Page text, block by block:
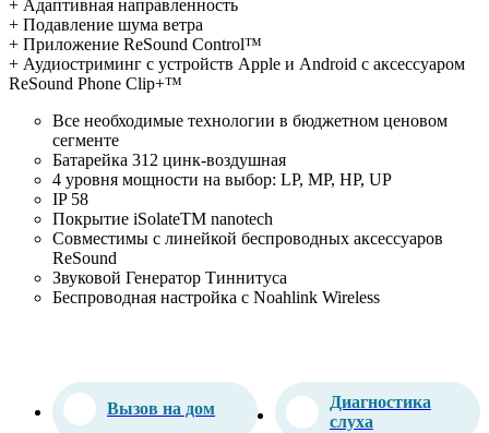
+ Адаптивная направленность
+ Подавление шума ветра
+ Приложение ReSound Control™
+ Аудиостриминг с устройств Apple и Android с аксессуаром
ReSound Phone Clip+™
Все необходимые технологии в бюджетном ценовом
сегменте
Батарейка 312 цинк-воздушная
4 уровня мощности на выбор: LP, MP, HP, UP
IP 58
Покрытие iSolateTM nanotech
Совместимы с линейкой беспроводных аксессуаров
ReSound
Звуковой Генератор Тиннитуса
Беспроводная настройка с Noahlink Wireless
Вызов на дом
Диагностика
слуха